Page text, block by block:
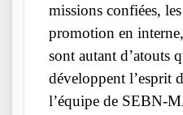
missions confiées,
promotion en
sont autant d’atouts
développent l’esprit
l’équipe de SEBN-